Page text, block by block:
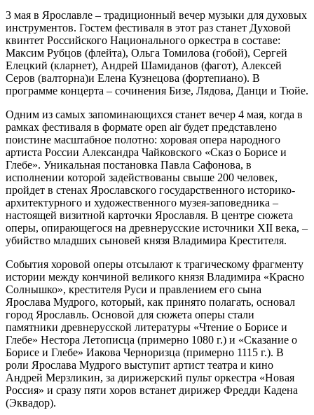
3 мая в Ярославле – традиционный вечер музыки для духовых
инструментов. Гостем фестиваля в этот раз станет Духовой
квинтет Российского Национального оркестра в составе:
Максим Рубцов (флейта), Ольга Томилова (гобой), Сергей
Елецкий (кларнет), Андрей Шамиданов (фагот), Алексей
Серов (валторна)и Елена Кузнецова (фортепиано). В
программе концерта – сочинения Бизе, Лядова, Данци и Тюйе.
Одним из самых запоминающихся станет вечер 4 мая, когда в
рамках фестиваля в формате open air будет представлено
поистине масштабное полотно: хоровая опера народного
артиста России Александра Чайковского «Сказ о Борисе и
Глебе». Уникальная постановка Павла Сафонова, в
исполнении которой задействованы свыше 200 человек,
пройдет в стенах Ярославского государственного историко-
архитектурного и художественного музея-заповедника –
настоящей визитной карточки Ярославля. В центре сюжета
оперы, опирающегося на древнерусские источники XII века, –
убийство младших сыновей князя Владимира Крестителя.
События хоровой оперы отсылают к трагическому фрагменту
истории между кончиной великого князя Владимира «Красно
Солнышко», крестителя Руси и правлением его сына
Ярослава Мудрого, который, как принято полагать, основал
город Ярославль. Основой для сюжета оперы стали
памятники древнерусской литературы «Чтение о Борисе и
Глебе» Нестора Летописца (примерно 1080 г.) и «Сказание о
Борисе и Глебе» Иакова Черноризца (примерно 1115 г.). В
роли Ярослава Мудрого выступит артист театра и кино
Андрей Мерзликин, за дирижерский пульт оркестра «Новая
Россия» и сразу пяти хоров встанет дирижер Фредди Кадена
(Эквадор).